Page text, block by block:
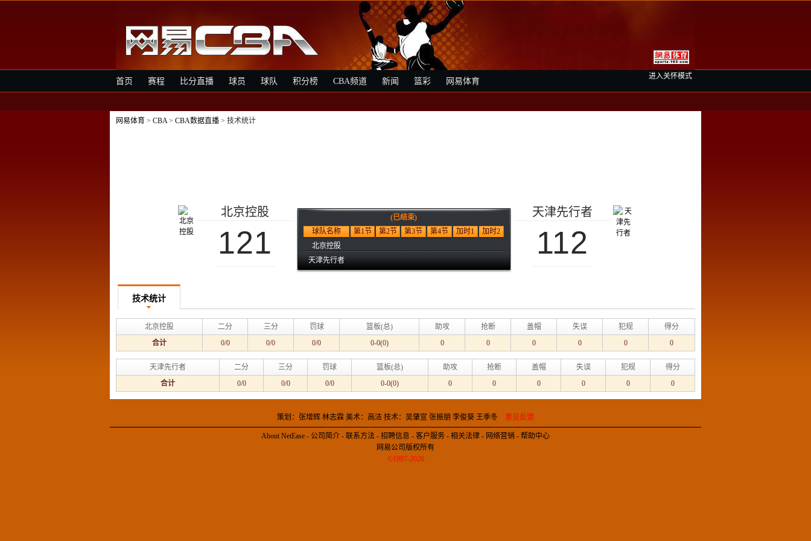
进入关怀模式
首页 赛程 比分直播 球员 球队 积分榜 CBA频道 新闻 篮彩 网易体育
网易体育 > CBA> CBA数据直播 > 技术统计
北京控股
121
(已结束)
球队名称
第1节 第2节 第3节 第4节 加时1
加时2
北京控股
天津先行者
天津先行者
112
技术统计
北京控股 二分 三分 罚球 篮板(总) 助攻 抢断 盖帽 失误 犯规
得分
合计
0/0 0/0 0/0 0-0(0) 0 0 0 0 0 0
天津先行者 二分 三分 罚球 篮板(总) 助攻 抢断 盖帽 失误 犯规
得分
合计
0/0 0/0 0/0 0-0(0) 0 0 0 0 0 0
策划：张增辉 林志霖 美术：高洁 技术：吴肇宣 张振朋 李俊葵 王季冬 意见反馈
About NetEase - 公司简介 - 联系方法 - 招聘信息 - 客户服务 - 相关法律 - 网络营销 - 帮助中心
网易公司版权所有
©1997-2026